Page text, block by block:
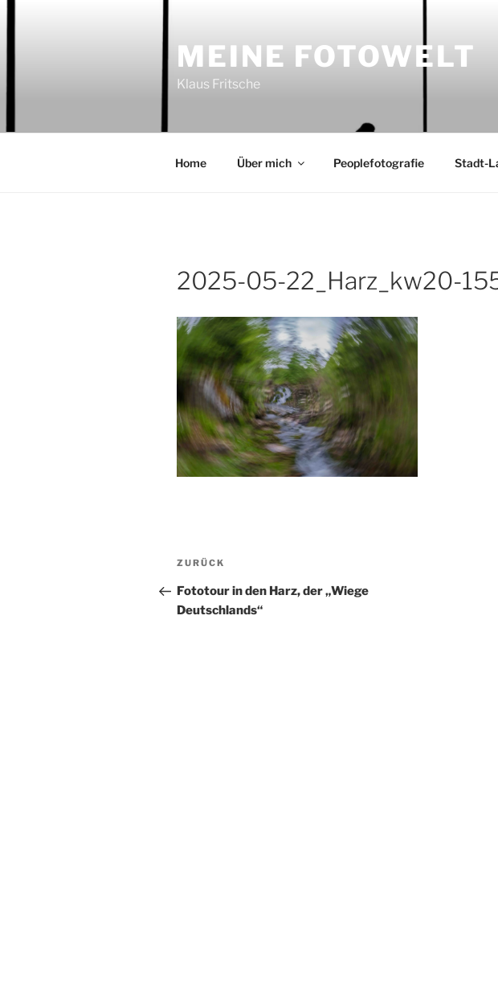
Inhalt
MEINE FOTOWELT
Klaus Fritsche
Home Über mich Peoplefotografie Stadt-
2025-05-22_Harz_kw20-
Beitragsnavigation
Vorheriger
ZURÜCK
Fototour in den Harz, der „Wiege
Deutschlands“